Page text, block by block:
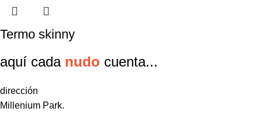
Termo skinny
aquí cada nudo cuenta...
dirección
Millenium Park.